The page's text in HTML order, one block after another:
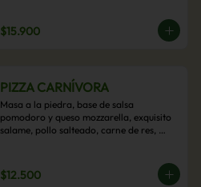
$15.900
PIZZA CARNÍVORA
Masa a la piedra, base de salsa
pomodoro y queso mozzarella, exquisito
salame, pollo salteado, carne de res,
$12.500